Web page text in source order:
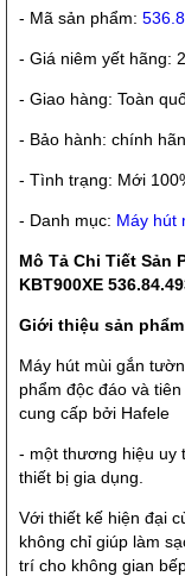
- Mã sản phẩm:
- Giá niêm yết hãng:
- Giao hàng: Toàn
- Bảo hành: chính
- Tình trạng: Mới
- Danh mục: Máy hút
Mô Tả Chi Tiết Sản
KBT900XE
Giới thiệu sản
Máy hút mùi gắn
phẩm độc đáo và
cung cấp bởi Hafele
- một thương hiệu uy
thiết bị gia dụng.
Với thiết kế hiện đại
không chỉ giúp làm
trí cho không gian